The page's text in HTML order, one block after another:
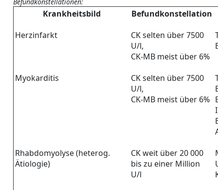
Krankheitsbild
Befundkonstellation
Herzinfarkt
CK selten über 7500
U/l,
CK-MB meist über 6%
Myokarditis
CK selten über 7500
U/l,
CK-MB meist über 6%
Rhabdomyolyse (heterog.
Ätiologie)
CK weit über 20 000
bis zu einer Million
U/l